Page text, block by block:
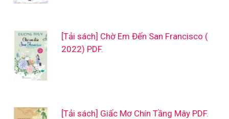
[Tải sách] Chờ Em Đến San Francisco (
2022) PDF.
[Tải sách] Giấc Mơ Chín Tầng Mây PDF.